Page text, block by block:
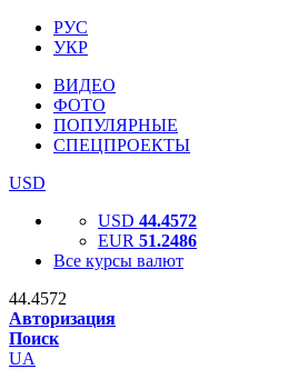
РУС
УКР
ВИДЕО
ФОТО
ПОПУЛЯРНЫЕ
СПЕЦПРОЕКТЫ
USD
USD 44.4572
EUR 51.2486
Все курсы валют
44.4572
Авторизация
Поиск
UA